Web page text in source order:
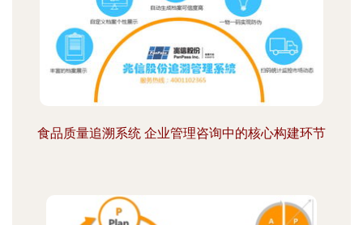
食品质量追溯系统 企业管理咨询中的核心构建环节